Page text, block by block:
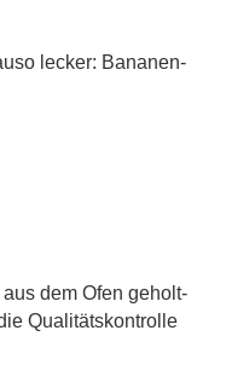
lecker: Bananen-
dem Ofen geholt-
Qualitätskontrolle